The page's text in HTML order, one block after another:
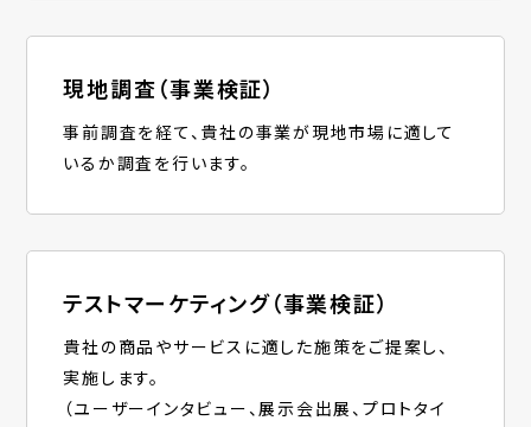
現地調査（事業検証）
事前調査を経て、貴社の事業が現地市場に適して
いるか調査を行います。
テストマーケティング（事業検証）
貴社の商品やサービスに適した施策をご提案し、
実施します。
（ユーザーインタビュー、展示会出展、プロトタイ